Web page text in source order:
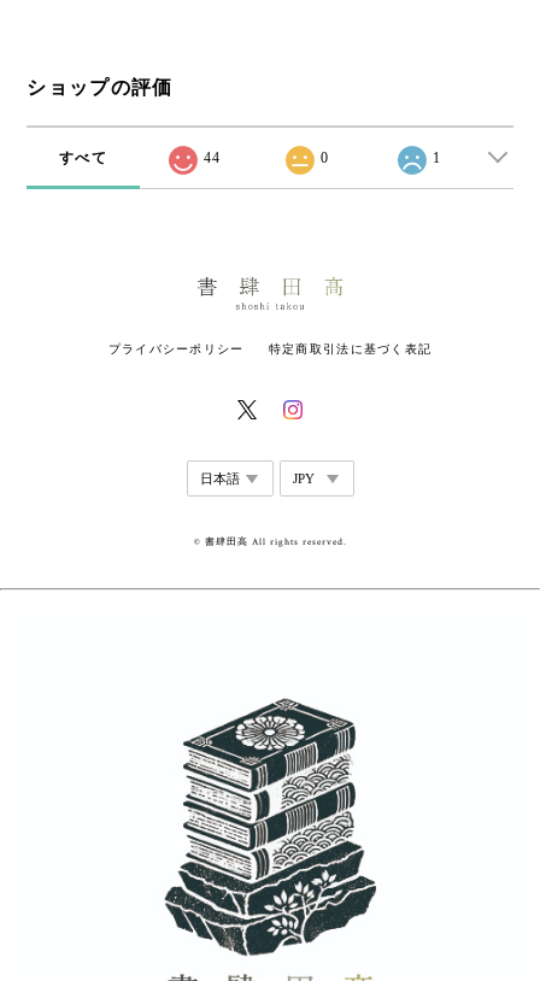
ショップの評価
すべて 44 0 1
プライバシーポリシー 特定商取引法に基づく表記
© 書肆田高 All rights reserved.